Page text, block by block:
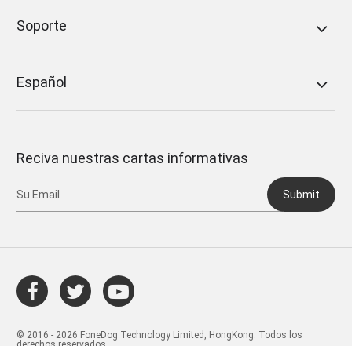
Soporte
Español
Reciva nuestras cartas informativas
Submit
© 2016 - 2026 FoneDog Technology Limited, HongKong. Todos los